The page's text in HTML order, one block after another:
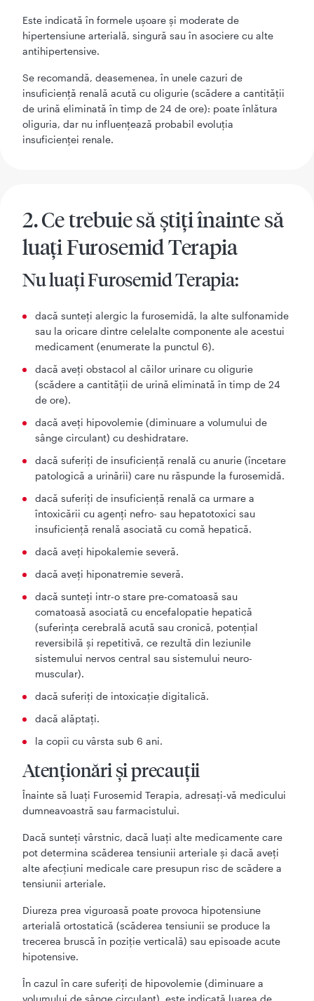
Este indicată în formele uşoare şi moderate de
hipertensiune arterială, singură sau în asociere cu alte
antihipertensive.
Se recomandă, deasemenea, în unele cazuri de
insuficienţă renală acută cu oligurie (scădere a cantităţii
de urină eliminată în timp de 24 de ore): poate înlătura
oliguria, dar nu influenţează probabil evoluţia
insuficienţei renale.
2. Ce trebuie să ştiţi înainte să
luaţi Furosemid Terapia
Nu luaţi Furosemid Terapia:
dacă sunteţi alergic la furosemidă, la alte sulfonamide
sau la oricare dintre celelalte componente ale acestui
medicament (enumerate la punctul 6).
dacă aveţi obstacol al căilor urinare cu oligurie
(scădere a cantităţii de urină eliminată în timp de 24
de ore).
dacă aveţi hipovolemie (diminuare a volumului de
sânge circulant) cu deshidratare.
dacă suferiţi de insuficienţă renală cu anurie (încetare
patologică a urinării) care nu răspunde la furosemidă.
dacă suferiţi de insuficienţă renală ca urmare a
întoxicării cu agenţi nefro- sau hepatotoxici sau
insuficienţă renală asociată cu comă hepatică.
dacă aveţi hipokalemie severă.
dacă aveţi hiponatremie severă.
dacă sunteţi intr-o stare pre-comatoasă sau
comatoasă asociată cu encefalopatie hepatică
(suferinţa cerebrală acută sau cronică, potenţial
reversibilă şi repetitivă, ce rezultă din leziunile
sistemului nervos central sau sistemului neuro-
muscular).
dacă suferiţi de intoxicaţie digitalică.
dacă alăptaţi.
la copii cu vârsta sub 6 ani.
Atenţionări şi precauţii
Înainte să luaţi Furosemid Terapia, adresaţi-vă medicului
dumneavoastră sau farmacistului.
Dacă sunteţi vârstnic, dacă luaţi alte medicamente care
pot determina scăderea tensiunii arteriale şi dacă aveţi
alte afecţiuni medicale care presupun risc de scădere a
tensiunii arteriale.
Diureza prea viguroasă poate provoca hipotensiune
arterială ortostatică (scăderea tensiunii se produce la
trecerea bruscă în poziţie verticală) sau episoade acute
hipotensive.
În cazul în care suferiţi de hipovolemie (diminuare a
volumului de sânge circulant), este indicată luarea de